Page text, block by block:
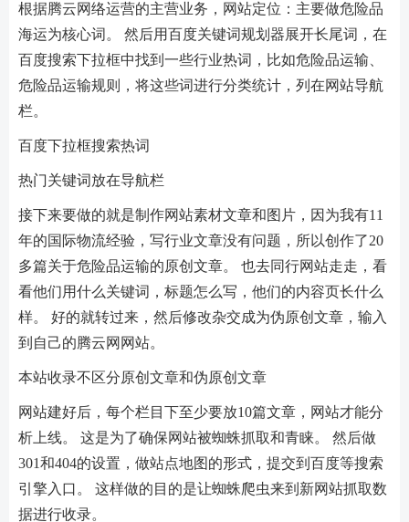
根据腾云网络运营的主营业务，网站定位：主要做危险品
海运为核心词。 然后用百度关键词规划器展开长尾词，在
百度搜索下拉框中找到一些行业热词，比如危险品运输、
危险品运输规则，将这些词进行分类统计，列在网站导航
栏。
百度下拉框搜索热词
热门关键词放在导航栏
接下来要做的就是制作网站素材文章和图片，因为我有11
年的国际物流经验，写行业文章没有问题，所以创作了20
多篇关于危险品运输的原创文章。 也去同行网站走走，看
看他们用什么关键词，标题怎么写，他们的内容页长什么
样。 好的就转过来，然后修改杂交成为伪原创文章，输入
到自己的腾云网网站。
本站收录不区分原创文章和伪原创文章
网站建好后，每个栏目下至少要放10篇文章，网站才能分
析上线。 这是为了确保网站被蜘蛛抓取和青睐。 然后做
301和404的设置，做站点地图的形式，提交到百度等搜索
引擎入口。 这样做的目的是让蜘蛛爬虫来到新网站抓取数
据进行收录。